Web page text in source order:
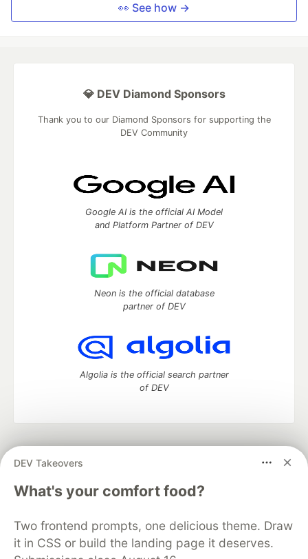
👀 See how →
DEV Takeovers
What's your comfort food?
Two frontend prompts, one delicious theme. Draw
it in CSS or build the landing page it deserves.
💎 DEV Diamond Sponsors
Thank you to our Diamond Sponsors for supporting the
DEV Community
Google AI is the official AI Model
and Platform Partner of DEV
Neon is the official database
partner of DEV
Algolia is the official search partner
of DEV
development and manage your software career
DEV Education Tracks
DEV Help
Advertise on DEV
Free Postgres Database
DEV Shop
MLH
Code of Conduct
Privacy Policy
Terms of Use
Built on
Forem — the open sourcesoftware that powers